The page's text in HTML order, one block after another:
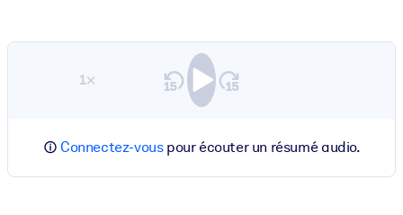
1×
Connectez-vouspour écouter un résumé audio.